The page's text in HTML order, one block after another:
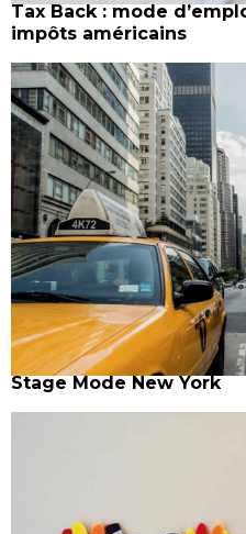
Tax Back : mode
impôts américains
Stage Mode New York